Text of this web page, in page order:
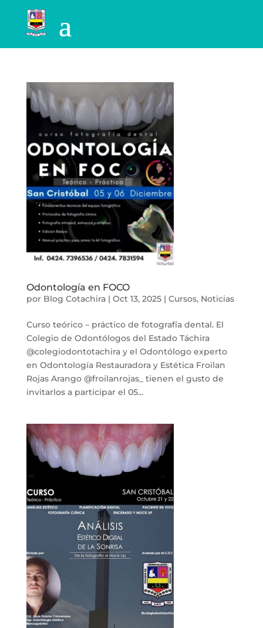
Odontología en FOCO
por Blog Cotachira| Oct 13, 2025| Cursos, Noticias
Curso teórico – práctico de fotografía dental. El
Colegio de Odontólogos del Estado Táchira
@colegiodontotachira y el Odontólogo experto
en Odontología Restauradora y Estética Froilan
Rojas Arango @froilanrojas_ tienen el gusto de
invitarlos a participar el 05...